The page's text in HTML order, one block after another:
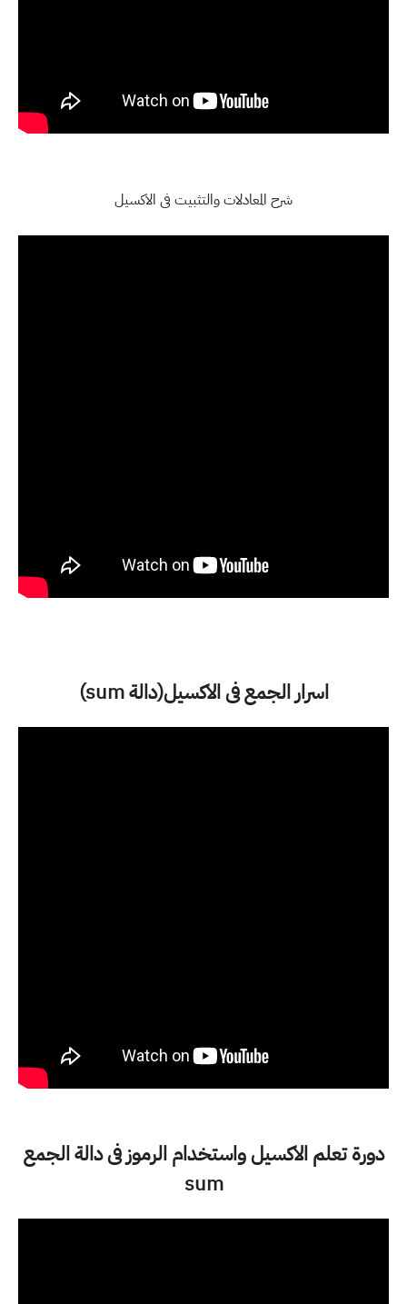
شرح المعادلات والتثبيت فى الاكسيل
اسرار الجمع فى الاكسيل(دالة sum)
دورة تعلم الاكسيل واستخدام الرموز فى دالة الجمع
sum